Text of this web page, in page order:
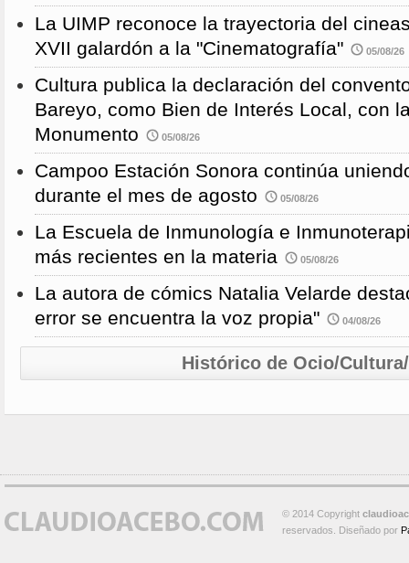
La UIMP reconoce la trayectoria del
XVII galardón a la "Cinematografía"
05/08/26
Cultura publica la declaración del
Bareyo, como Bien de Interés Local, con
Monumento
05/08/26
Campoo Estación Sonora continúa
durante el mes de agosto
05/08/26
La Escuela de Inmunología e
más recientes en la materia
05/08/26
La autora de cómics Natalia Velarde
error se encuentra la voz propia"
04/08/26
Histórico de Ocio/
© 2014 Copyright
reservados. Diseñado por